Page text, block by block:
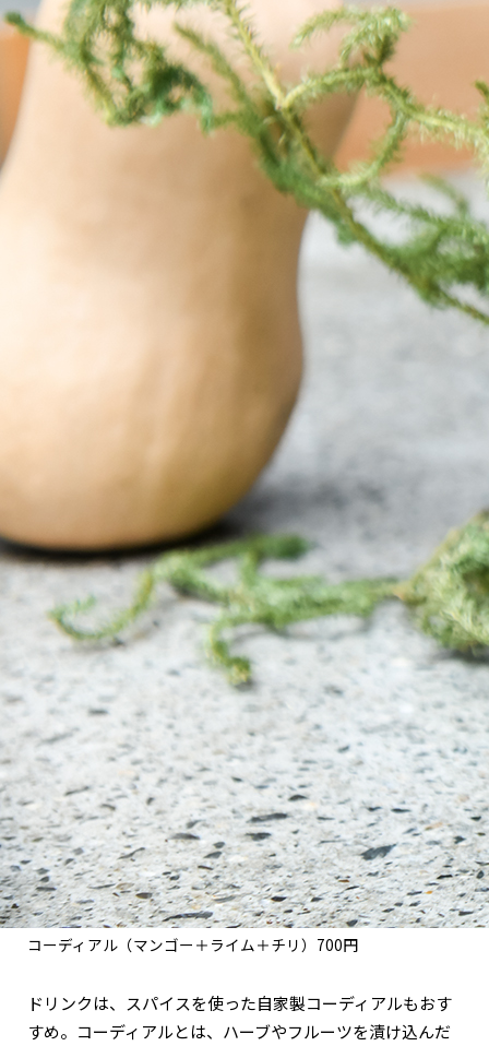
コーディアル（マンゴー＋ライム＋チリ）700円
ドリンクは、スパイスを使った自家製コーディアルもおす
すめ。コーディアルとは、ハーブやフルーツを漬け込んだ